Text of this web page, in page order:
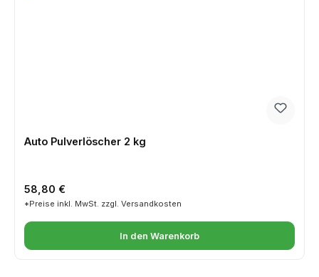
Auto Pulverlöscher 2 kg
Regulärer Preis:
58,80 €
*Preise inkl. MwSt. zzgl. Versandkosten
In den Warenkorb